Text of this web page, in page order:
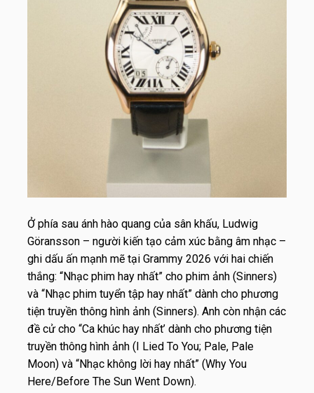
Ở phía sau ánh hào quang của sân khấu, Ludwig
Göransson – người kiến tạo cảm xúc bằng âm nhạc –
ghi dấu ấn mạnh mẽ tại Grammy 2026 với hai chiến
thắng: “Nhạc phim hay nhất” cho phim ảnh (Sinners)
và “Nhạc phim tuyển tập hay nhất” dành cho phương
tiện truyền thông hình ảnh (Sinners). Anh còn nhận các
đề cử cho “Ca khúc hay nhất’ dành cho phương tiện
truyền thông hình ảnh (I Lied To You; Pale, Pale
Moon) và “Nhạc không lời hay nhất” (Why You
Here/Before The Sun Went Down).